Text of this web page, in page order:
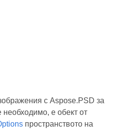
с Aspose.PSD за
необходимо, е обект от
пространството на